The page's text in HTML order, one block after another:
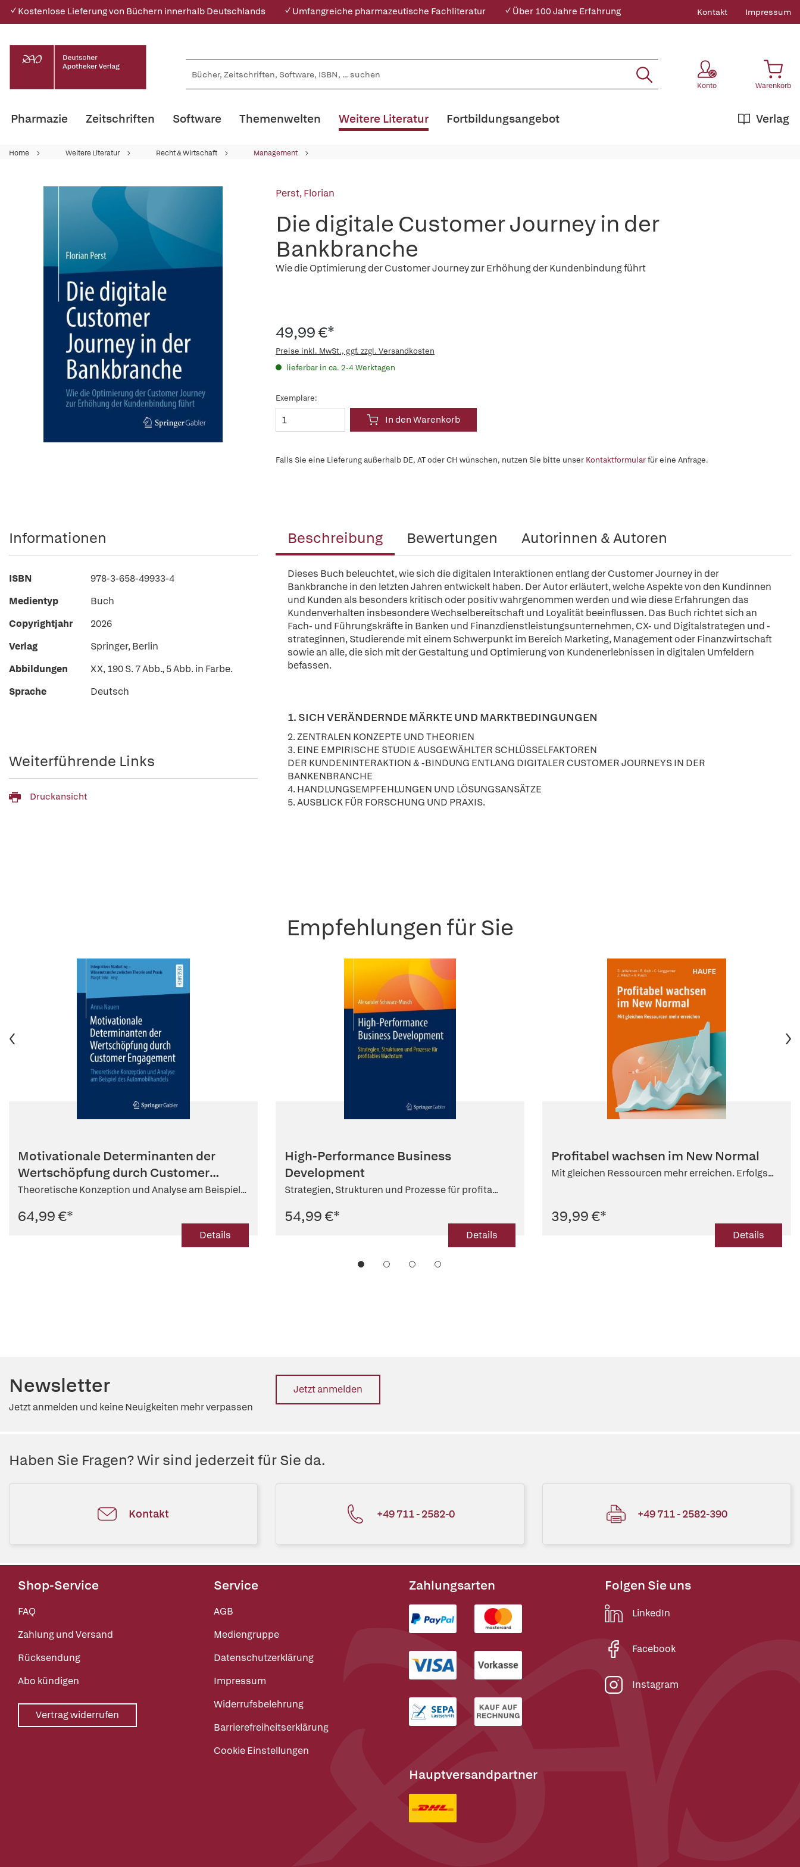
✓ Kostenlose Lieferung von Büchern innerhalb Deutschlands ✓ Umfangreiche pharmazeutische Fachliteratur ✓ Über 100 Jahre Erfahrung Kontakt Impressum
Konto Warenkorb
Pharmazie Zeitschriften Software Themenwelten Weitere Literatur Verlag
Fortbildungsangebot
Home Weitere Literatur Recht & Wirtschaft Management
Perst, Florian
Die digitale Customer Journey in der
Bankbranche
Wie die Optimierung der Customer Journey zur Erhöhung der Kundenbindung führt
49,99 €*
Preise inkl. MwSt., ggf. zzgl. Versandkosten
lieferbar in ca. 2-4 Werktagen
Exemplare:
In den Warenkorb
Falls Sie eine Lieferung außerhalb DE, AT oder CH wünschen, nutzen Sie bitte unser Kontaktformularfür eine Anfrage.
Beschreibung Bewertungen Autorinnen & Autoren
Dieses Buch beleuchtet, wie sich die digitalen Interaktionen entlang der Customer Journey in der
Bankbranche in den letzten Jahren entwickelt haben. Der Autor erläutert, welche Aspekte von den Kundinnen
und Kunden als besonders kritisch oder positiv wahrgenommen werden und wie diese Erfahrungen das
Kundenverhalten insbesondere Wechselbereitschaft und Loyalität beeinflussen. Das Buch richtet sich an
Fach- und Führungskräfte in Banken und Finanzdienstleistungsunternehmen, CX- und Digitalstrategen und -
strateginnen, Studierende mit einem Schwerpunkt im Bereich Marketing, Management oder Finanzwirtschaft
sowie an alle, die sich mit der Gestaltung und Optimierung von Kundenerlebnissen in digitalen Umfeldern
befassen.
1. SICH VERÄNDERNDE MÄRKTE UND MARKTBEDINGUNGEN
2. ZENTRALEN KONZEPTE UND THEORIEN
3. EINE EMPIRISCHE STUDIE AUSGEWÄHLTER SCHLÜSSELFAKTOREN
DER KUNDENINTERAKTION & -BINDUNG ENTLANG DIGITALER CUSTOMER JOURNEYS IN DER
BANKENBRANCHE
4. HANDLUNGSEMPFEHLUNGEN UND LÖSUNGSANSÄTZE
5. AUSBLICK FÜR FORSCHUNG UND PRAXIS.
Informationen
ISBN
978-3-658-49933-4
Medientyp
Buch
Copyrightjahr
2026
Verlag
Springer, Berlin
Abbildungen
XX, 190 S. 7 Abb., 5 Abb. in Farbe.
Sprache
Deutsch
Weiterführende Links
Druckansicht
Empfehlungen für Sie
Motivationale Determinanten der
Wertschöpfung durch Customer
Engage...
Theoretische Konzeption und Analyse am Beispiel...
64,99 €*
Details
High-Performance Business
Development
Strategien, Strukturen und Prozesse für profita...
54,99 €*
Details
Profitabel wachsen im New Normal
Mit gleichen Ressourcen mehr erreichen. Erfolgs...
39,99 €*
Details
Newsletter
Jetzt anmelden und keine Neuigkeiten mehr verpassen
Jetzt anmelden
Haben Sie Fragen? Wir sind jederzeit für Sie da.
Kontakt +49 711 - 2582-0 +49 711 - 2582-390
Shop-Service
FAQ
Zahlung und Versand
Rücksendung
Abo kündigen
Vertrag widerrufen
Service
AGB
Mediengruppe
Datenschutzerklärung
Impressum
Widerrufsbelehrung
Barrierefreiheitserklärung
Cookie Einstellungen
Zahlungsarten
Hauptversandpartner
Folgen Sie uns
LinkedIn
Facebook
Instagram